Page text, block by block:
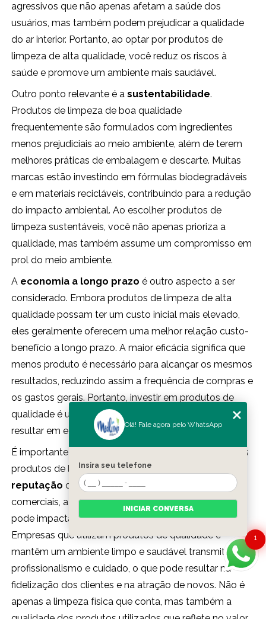
agressivos que não apenas afetam a saúde dos
usuários, mas também podem prejudicar a qualidade
do ar interior. Portanto, ao optar por produtos de
limpeza de alta qualidade, você reduz os riscos à
saúde e promove um ambiente mais saudável.
Outro ponto relevante é asustentabilidade.
Produtos de limpeza de boa qualidade
frequentemente são formulados com ingredientes
menos prejudiciais ao meio ambiente, além de terem
melhores práticas de embalagem e descarte. Muitas
marcas estão investindo em fórmulas biodegradáveis
e em materiais recicláveis, contribuindo para a redução
do impacto ambiental. Ao escolher produtos de
limpeza sustentáveis, você não apenas prioriza a
qualidade, mas também assume um compromisso em
prol do meio ambiente.
A economia a longo prazo é outro aspecto a ser
considerado. Embora produtos de limpeza de alta
qualidade possam ter um custo inicial mais elevado,
eles geralmente oferecem uma melhor relação custo-
benefício a longo prazo. A maior eficácia significa que
menos produto é necessário para alcançar os mesmos
resultados, reduzindo assim a frequência de compras e
os gastos gerais. Portanto, investir em produtos de
qualidade é uma estratégia inteligente que pode
resultar em economia significativa ao fim do mês.
É importante mencionar também que a qualidade dos
produtos de limpeza pode influenciar a
reputação de uma empresa. Em ambientes
comerciais, a limpeza é um aspecto fundamental que
pode impactar diretamente a percepção dos clientes.
Empresas que utilizam produtos de qualidade e
mantêm um ambiente limpo e saudável transmitem
profissionalismo e cuidado, o que pode resultar na
fidelização dos clientes e na atração de novos. Não é
apenas a limpeza física que conta, mas também a
1
Olá! Fale agora pelo WhatsApp
Insira seu telefone
INICIAR CONVERSA